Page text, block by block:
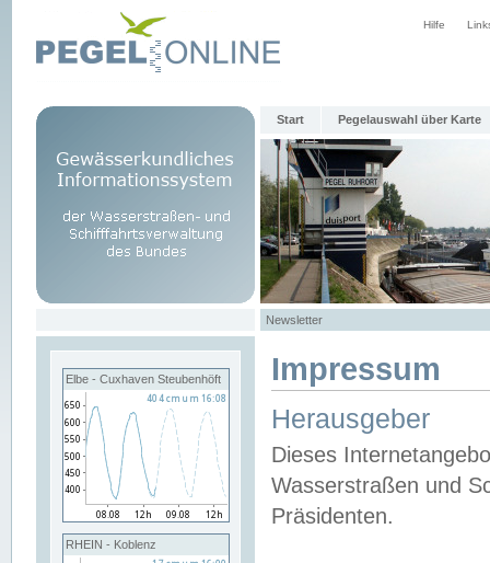
Hilfe
Start Pegelauswahl über Karte
Newsletter
Elbe - Cuxhaven Steubenhöft
RHEIN - Koblenz
Impressum
Herausgeber
Dieses
Wasserstraßen und
Präsidenten.